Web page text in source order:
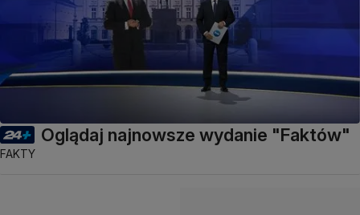
Oglądaj najnowsze wydanie "Faktów"
FAKTY